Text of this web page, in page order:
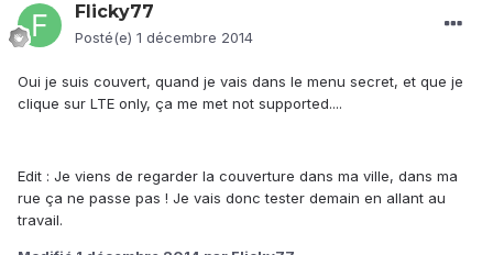
Flicky77
Posté(e) 1 décembre 2014
Oui je suis couvert, quand je vais dans le menu secret, et que je
clique sur LTE only, ça me met not supported....
Edit : Je viens de regarder la couverture dans ma ville, dans ma
rue ça ne passe pas ! Je vais donc tester demain en allant au
travail.